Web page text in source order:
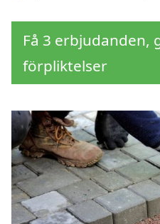
Få 3 erbjudanden,
förpliktelser